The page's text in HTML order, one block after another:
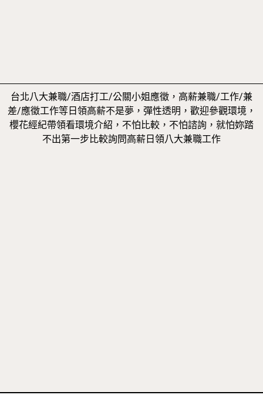
台北八大兼職/酒店打工/公關小姐應徵，高薪兼職/工作/兼
差/應徵工作等日領高薪不是夢，彈性透明，歡迎參觀環境，
櫻花經紀帶領看環境介紹，不怕比較，不怕諮詢，就怕妳踏
不出第一步比較詢問高薪日領八大兼職工作